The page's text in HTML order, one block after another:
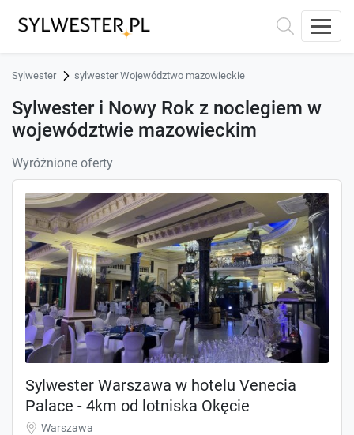
Sylwester sylwester Województwo mazowieckie
Sylwester i Nowy Rok z noclegiem w
województwie mazowieckim
Wyróżnione oferty
Sylwester Warszawa w hotelu Venecia
Palace - 4km od lotniska Okęcie
Warszawa